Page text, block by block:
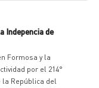
Indepencia de
Formosa y la
por el 214°
la República del